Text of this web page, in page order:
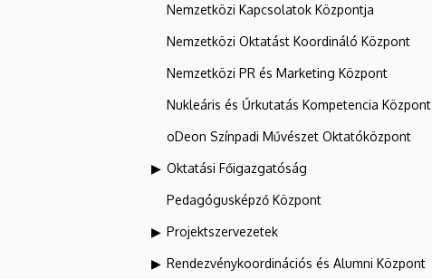
Nemzetközi Kapcsolatok Központja
Nemzetközi Oktatást Koordináló Központ
Nemzetközi PR és Marketing Központ
Nukleáris és Űrkutatás Kompetencia Központ
oDeon Színpadi Művészet Oktatóközpont
Oktatási Főigazgatóság
Pedagógusképző Központ
Projektszervezetek
Rendezvénykoordinációs és Alumni Központ